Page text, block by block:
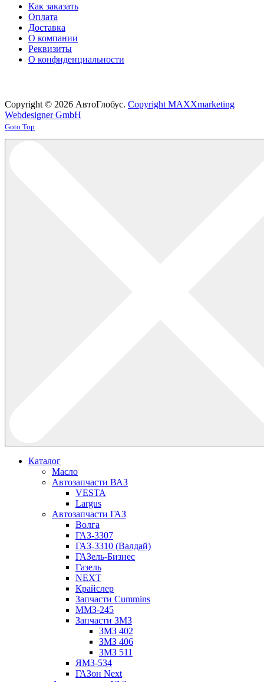
Как заказать
Оплата
Доставка
О компании
Реквизиты
О конфиденциальности
Copyright © 2026 АвтоГлобус. Copyright MAXXmarketing
Webdesigner GmbH
Joomla! 3 Templates
Goto Top
Каталог
Масло
Автозапчасти ВАЗ
VESTA
Largus
Автозапчасти ГАЗ
Волга
ГАЗ-3307
ГАЗ-3310 (Валдай)
ГАЗель-Бизнес
Газель
NEXT
Крайслер
Запчасти Cummins
ММЗ-245
Запчасти ЗМЗ
ЗМЗ 402
ЗМЗ 406
ЗМЗ 511
ЯМЗ-534
ГАЗон Next